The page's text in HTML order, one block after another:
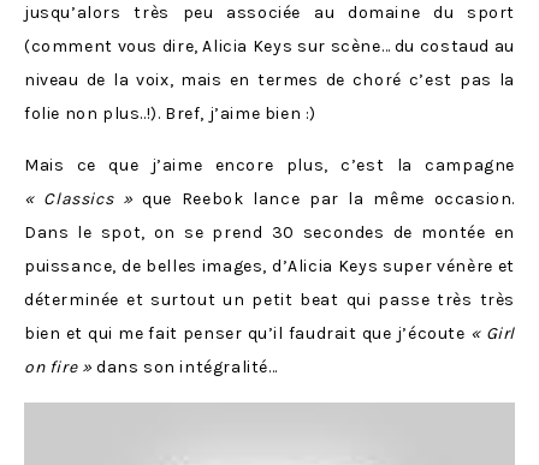
jusqu’alors très peu associée au domaine du sport
(comment vous dire, Alicia Keys sur scène… du costaud au
niveau de la voix, mais en termes de choré c’est pas la
folie non plus..!). Bref, j’aime bien :)
Mais ce que j’aime encore plus, c’est la campagne
« Classics » que Reebok lance par la même occasion.
Dans le spot, on se prend 30 secondes de montée en
puissance, de belles images, d’Alicia Keys super vénère et
déterminée et surtout un petit beat qui passe très très
bien et qui me fait penser qu’il faudrait que j’écoute « Girl
on fire » dans son intégralité…